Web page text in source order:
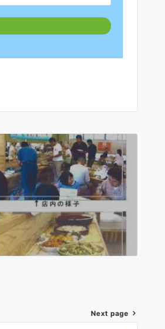
Next page